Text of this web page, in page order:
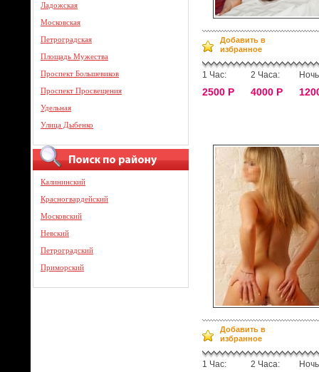
Ладожская
Московская
Петроградская
Площадь Мужества
Проспект Большевиков
Проспект Просвещения
Удельная
Улица Дыбенко
Калининский
Красногвардейский
Московский
Невский
Петроградский
Приморский
Добавить в
избранное
1 Час:
2500 Р
2 Часа:
4000 Р
Добавить в
избранное
1 Час: 2 Часа: